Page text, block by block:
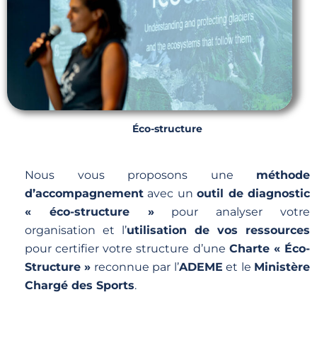
Éco-structure
Nous vous proposons une méthode
d’accompagnement avec unoutil de diagnostic
« éco-structure »pour analyser votre
organisation et l’utilisation de vos ressources
pour certifier votre structure d’une Charte « Éco-
Structure » reconnue par l’ADEME et le Ministère
Chargé des Sports.